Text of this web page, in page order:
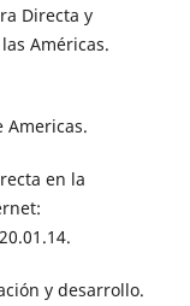
Directa y
Américas.
Americas.
en la
y desarrollo.